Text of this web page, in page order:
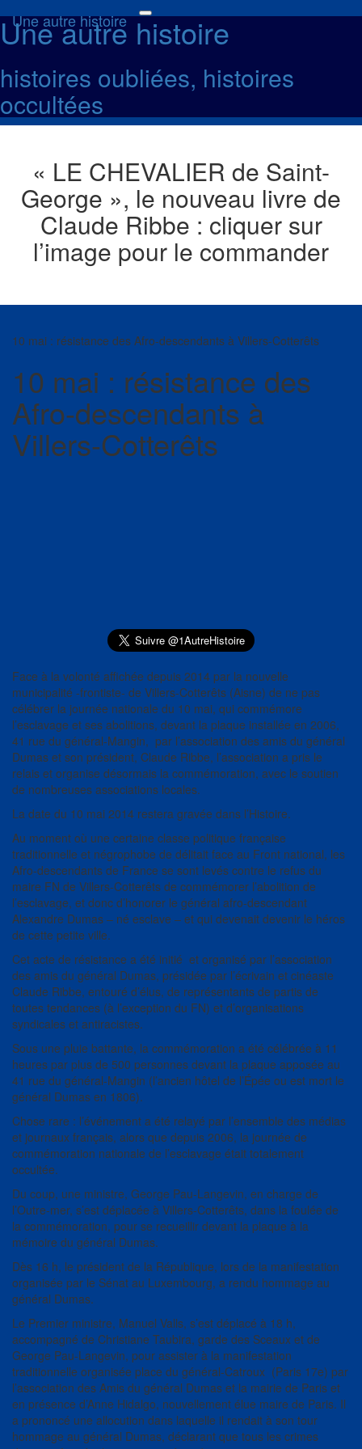
Toggle
navigation
Une autre histoire
Une autre histoire
histoires oubliées, histoires
occultées
« LE CHEVALIER de Saint-
George », le nouveau livre de
Claude Ribbe : cliquer sur
l’image pour le commander
10 mai : résistance des Afro-descendants à Villers-Cotterêts
10 mai : résistance des
Afro-descendants à
Villers-Cotterêts
Face à la volonté affichée depuis 2014 par la nouvelle
municipalité -frontiste- de Villers-Cotterêts (Aisne) de ne pas
célébrer la journée nationale du 10 mai, qui commémore
l’esclavage et ses abolitions, devant la plaque installée en 2006,
41 rue du général-Mangin, par l’association des amis du général
Dumas et son président, Claude Ribbe, l’association a pris le
relais et organise désormais la commémoration, avec le soutien
de nombreuses associations locales.
La date du 10 mai 2014 restera gravée dans l’Histoire.
Au moment où une certaine classe politique française
traditionnelle et négrophobe de délitait face au Front national, les
Afro-descendants de France se sont levés contre le refus du
maire FN de Villers-Cotterêts de commémorer l’abolition de
l’esclavage, et donc d’honorer le général afro-descendant
Alexandre Dumas – né esclave – et qui devenait devenir le héros
de cette petite ville.
Cet acte de résistance a été initié et organisé par l’association
des amis du général Dumas, présidée par l’écrivain et cinéaste
Claude Ribbe, entouré d’élus, de représentants de partis de
toutes tendances (à l’exception du FN) et d’organisations
syndicales et antiracistes.
Sous une pluie battante, la commémoration a été célébrée à 11
heures par plus de 500 personnes devant la plaque apposée au
41 rue du général-Mangin (l’ancien hôtel de l’Épée ou est mort le
général Dumas en 1806).
Chose rare : l’événement a été relayé par l’ensemble des médias
et journaux français, alors que depuis 2006, la journée de
commémoration nationale de l’esclavage était totalement
occultée.
Du coup, une ministre, George Pau-Langevin, en charge de
l’Outre-mer, s’est déplacée à Villers-Cotterêts, dans la foulée de
la commémoration, pour se recueillir devant la plaque à la
mémoire du général Dumas.
Dès 16 h, le président de la République, lors de la manifestation
organisée par le Sénat au Luxembourg, a rendu hommage au
général Dumas.
Le Premier ministre, Manuel Valls, s’est déplacé à 18 h,
accompagné de Christiane Taubira, garde des Sceaux et de
George Pau-Langevin, pour assister à la manifestation
traditionnelle organisée place du général-Catroux (Paris 17e) par
l’association des Amis du général Dumas et la mairie de Paris et
en présence d’Anne Hidalgo, nouvellement élue maire de Paris. Il
a prononcé une allocution dans laquelle il rendait à son tour
hommage au général Dumas, déclarant que tous les crimes